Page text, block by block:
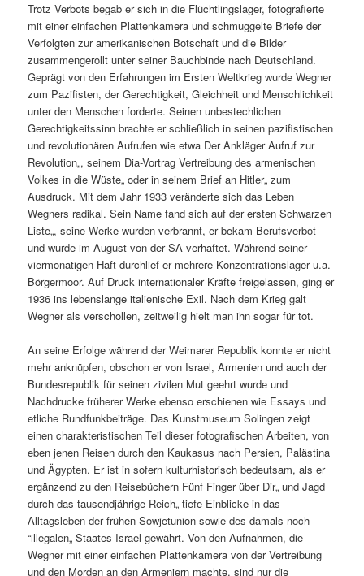
Trotz Verbots begab er sich in die Flüchtlingslager, fotografierte
mit einer einfachen Plattenkamera und schmuggelte Briefe der
Verfolgten zur amerikanischen Botschaft und die Bilder
zusammengerollt unter seiner Bauchbinde nach Deutschland.
Geprägt von den Erfahrungen im Ersten Weltkrieg wurde Wegner
zum Pazifisten, der Gerechtigkeit, Gleichheit und Menschlichkeit
unter den Menschen forderte. Seinen unbestechlichen
Gerechtigkeitssinn brachte er schließlich in seinen pazifistischen
und revolutionären Aufrufen wie etwa Der Ankläger Aufruf zur
Revolution„, seinem Dia-Vortrag Vertreibung des armenischen
Volkes in die Wüste„ oder in seinem Brief an Hitler„ zum
Ausdruck. Mit dem Jahr 1933 veränderte sich das Leben
Wegners radikal. Sein Name fand sich auf der ersten Schwarzen
Liste„, seine Werke wurden verbrannt, er bekam Berufsverbot
und wurde im August von der SA verhaftet. Während seiner
viermonatigen Haft durchlief er mehrere Konzentrationslager u.a.
Börgermoor. Auf Druck internationaler Kräfte freigelassen, ging er
1936 ins lebenslange italienische Exil. Nach dem Krieg galt
Wegner als verschollen, zeitweilig hielt man ihn sogar für tot.
An seine Erfolge während der Weimarer Republik konnte er nicht
mehr anknüpfen, obschon er von Israel, Armenien und auch der
Bundesrepublik für seinen zivilen Mut geehrt wurde und
Nachdrucke früherer Werke ebenso erschienen wie Essays und
etliche Rundfunkbeiträge. Das Kunstmuseum Solingen zeigt
einen charakteristischen Teil dieser fotografischen Arbeiten, von
eben jenen Reisen durch den Kaukasus nach Persien, Palästina
und Ägypten. Er ist in sofern kulturhistorisch bedeutsam, als er
ergänzend zu den Reisebüchern Fünf Finger über Dir„ und Jagd
durch das tausendjährige Reich„ tiefe Einblicke in das
Alltagsleben der frühen Sowjetunion sowie des damals noch
“illegalen„ Staates Israel gewährt. Von den Aufnahmen, die
Wegner mit einer einfachen Plattenkamera von der Vertreibung
und den Morden an den Armeniern machte, sind nur die